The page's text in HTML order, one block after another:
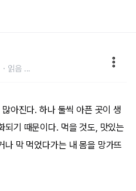
읽음 ...
아진다. 하나 둘씩 아픈 곳이 생
되기 때문이다. 먹을 것도, 맛있는
나 막 먹었다가는 내 몸을 망가뜨